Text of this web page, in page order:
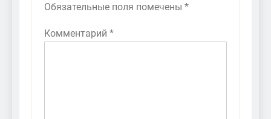
Обязательные поля помечены *
Комментарий *